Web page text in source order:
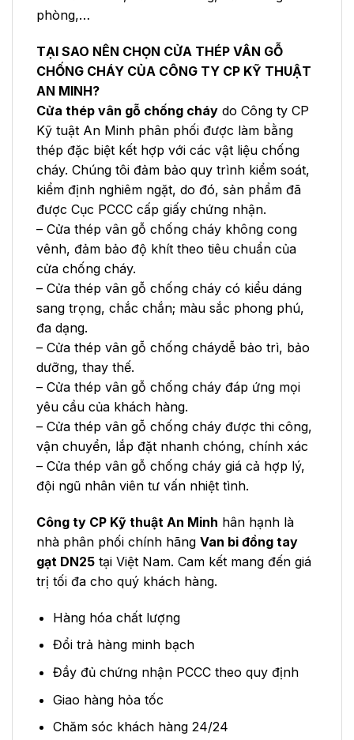
phòng,…
TẠI SAO NÊN CHỌN CỬA THÉP VÂN GỖ
CHỐNG CHÁY CỦA CÔNG TY CP KỸ THUẬT
AN MINH?
Cửa thép vân gỗ chống cháy do Công ty CP
Kỹ tuật An Minh phân phối được làm bằng
thép đặc biệt kết hợp với các vật liệu chống
cháy. Chúng tôi đảm bảo quy trình kiểm soát,
kiểm định nghiêm ngặt, do đó, sản phẩm đã
được Cục PCCC cấp giấy chứng nhận.
– Cửa thép vân gỗ chống cháy không cong
vênh, đảm bảo độ khít theo tiêu chuẩn của
cửa chống cháy.
– Cửa thép vân gỗ chống cháy có kiểu dáng
sang trọng, chắc chắn; màu sắc phong phú,
đa dạng.
– Cửa thép vân gỗ chống cháydễ bảo trì, bảo
dưỡng, thay thế.
– Cửa thép vân gỗ chống cháy đáp ứng mọi
yêu cầu của khách hàng.
– Cửa thép vân gỗ chống cháy được thi công,
vận chuyển, lắp đặt nhanh chóng, chính xác
– Cửa thép vân gỗ chống cháy giá cả hợp lý,
đội ngũ nhân viên tư vấn nhiệt tình.
Công ty CP Kỹ thuật An Minh hân hạnh là
nhà phân phối chính hãng Van bi đồng tay
gạt DN25 tại Việt Nam. Cam kết mang đến giá
trị tối đa cho quý khách hàng.
Hàng hóa chất lượng
Đổi trả hàng minh bạch
Đầy đủ chứng nhận PCCC theo quy định
Giao hàng hỏa tốc
Chăm sóc khách hàng 24/24